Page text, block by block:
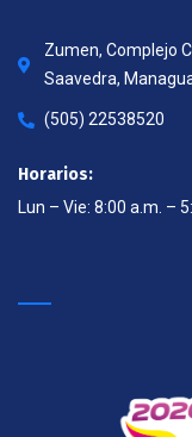
Zumen, Complejo
Saavedra,
(505) 22538520
Horarios:
Lun – Vie: 8:00 a.m. –